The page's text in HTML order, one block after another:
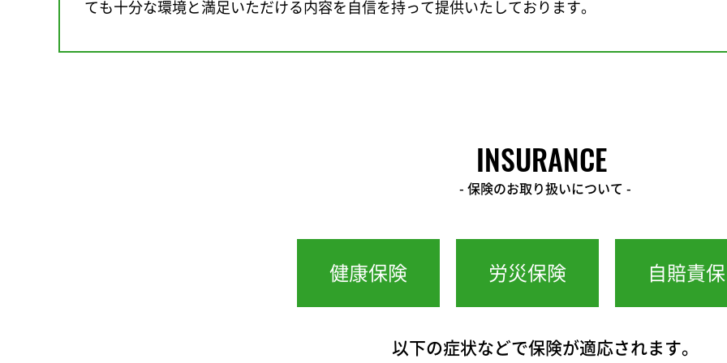
ても十分な環境と満足いただける内容を自信を持って提供いたしております。
INSURANCE
- 保険のお取り扱いについて -
健康保険 労災保険 自賠責
以下の症状などで保険が適応されます。